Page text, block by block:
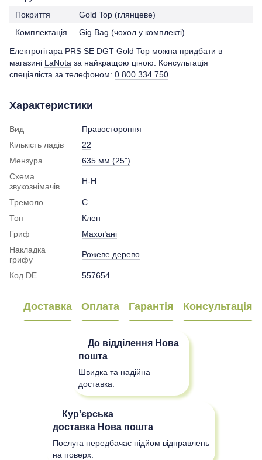
Покриття
Gold Top (глянцеве)
Комплектація
Gig Bag (чохол у комплекті)
Електрогітара PRS SE DGT Gold Top можна придбати в
магазині LaNota за найкращою ціною. Консультація
спеціаліста за телефоном: 0 800 334 750
Характеристики
Вид
Правостороння
Кількість ладів
22
Мензура
635 мм (25")
Схема
звукознімачів
H-H
Тремоло
Є
Топ
Клен
Гриф
Махоґані
Накладка
грифу
Рожеве дерево
Код DE 557654
Доставка Оплата Гарантія Консультація
До відділення Нова
пошта
Швидка та надійна
доставка.
Кур'єрська
доставка Нова пошта
Послуга передбачає підйом відправлень
на поверх.